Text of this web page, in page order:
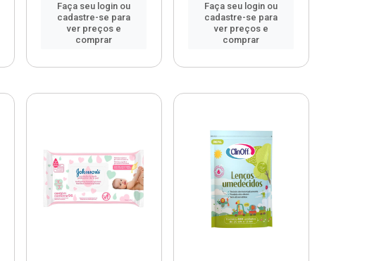
Faça seu login ou
cadastre-se para
ver preços e
comprar
Faça seu login ou
cadastre-se para
ver preços e
comprar